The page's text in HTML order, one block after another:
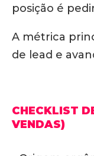
posição é
A métrica
de lead e
CHECKLIST
VENDAS)